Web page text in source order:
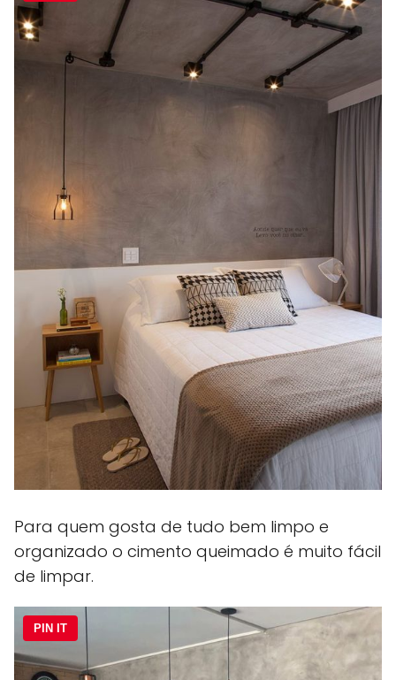
Para quem gosta de tudo bem limpo e
organizado o cimento queimado é muito fácil
de limpar.
PIN IT